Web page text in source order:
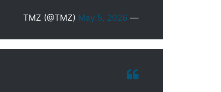
— TMZ (@TMZ)
May 5, 2026